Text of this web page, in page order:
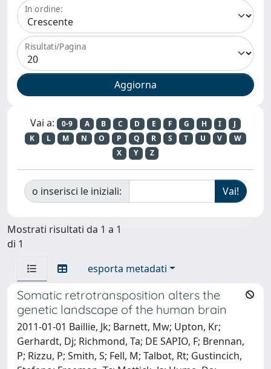
In ordine:
Risultati/Pagina
Vai a: 0-9 A B C D E F G H I
J
K
L M N O P Q R S T U V
W
X
Y Z
o inserisci le iniziali:
Mostrati risultati da 1 a 1
di 1
esporta metadati
Somatic retrotransposition alters the
genetic landscape of the human brain
2011-01-01 Baillie, Jk; Barnett, Mw; Upton, Kr;
Gerhardt, Dj; Richmond, Ta; DE SAPIO, F; Brennan,
P; Rizzu, P; Smith, S; Fell, M; Talbot, Rt; Gustincich,